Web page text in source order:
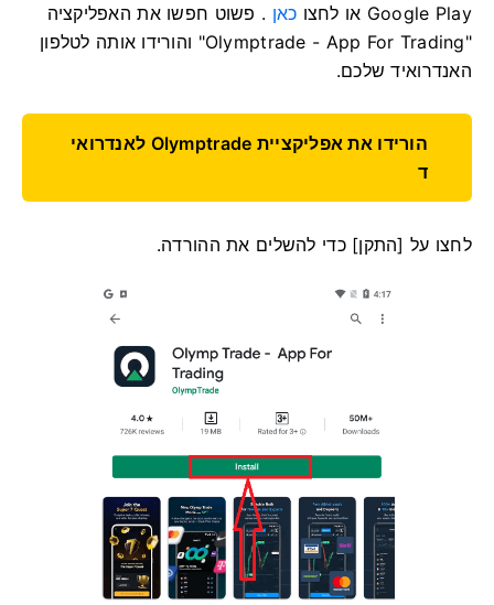
Google Play או לחצו
כאן . פשוט חפשו את האפליקציה
"Olymptrade - App For Trading" והורידו אותה לטלפון
האנדרואיד שלכם.
הורידו את אפליקציית Olymptrade לאנדרואי
ד
לחצו על [התקן] כדי להשלים את ההורדה.